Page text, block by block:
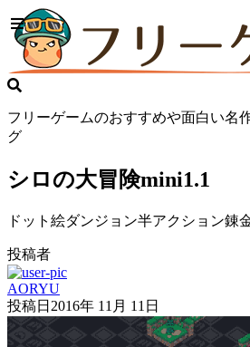
フリーゲームのおすすめや面白い名
グ
シロの大冒険mini1.1
ドット絵ダンジョン半アクション錬
投稿者
AORYU
投稿日 2016年 11月 11日